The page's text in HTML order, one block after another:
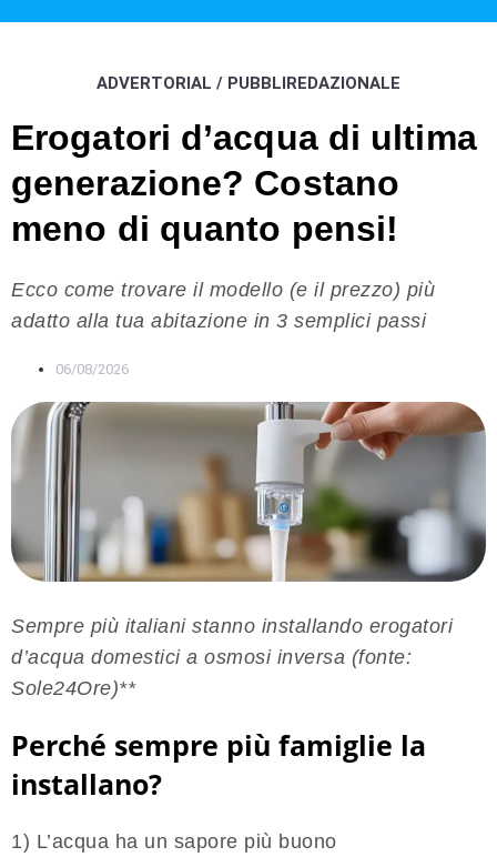
ADVERTORIAL / PUBBLIREDAZIONALE
Erogatori d’acqua di ultima
generazione? Costano
meno di quanto pensi!
Ecco come trovare il modello (e il prezzo) più
adatto alla tua abitazione in 3 semplici passi
06/08/2026
Sempre più italiani stanno installando erogatori
d’acqua domestici a osmosi inversa (fonte:
Sole24Ore)**
Perché sempre più famiglie la
installano?
1) L’acqua ha un sapore più buono